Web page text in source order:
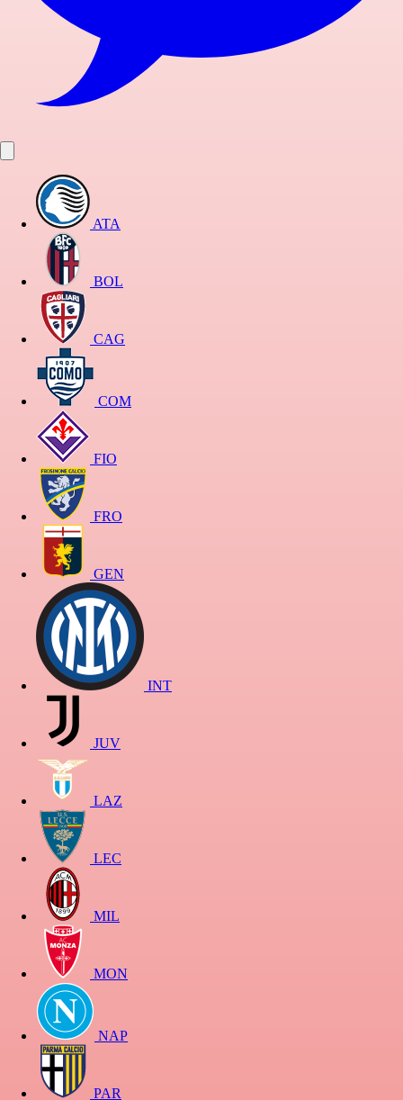
ATA
BOL
CAG
COM
FIO
FRO
GEN
INT
JUV
LAZ
LEC
MIL
MON
NAP
PAR